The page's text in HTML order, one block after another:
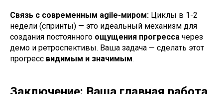
Связь с современным agile-миром: Циклы в 1-2
недели (спринты) — это идеальный механизм для
создания постоянного ощущения прогресса через
демо и ретроспективы. Ваша задача — сделать этот
прогресс видимым и значимым.